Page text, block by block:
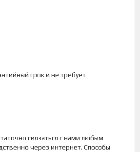
срок и не требует
связаться с нами любым
через интернет. Способы